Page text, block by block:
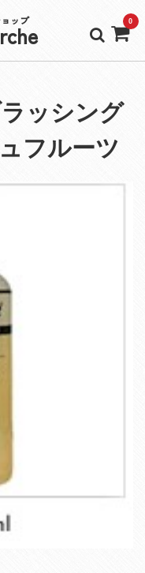
ップ 0
ッシング
フルーツ